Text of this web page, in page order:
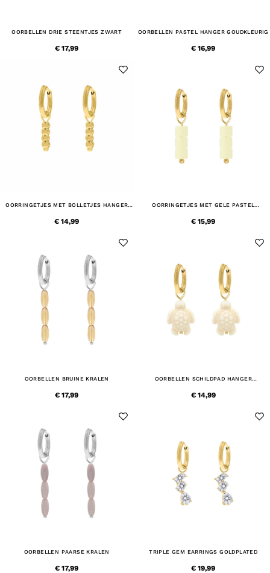
OORBELLEN DRIE STEENTJES ZWART
€ 17,99
OORBELLEN PASTEL HANGER GOUDKLEURIG
€ 16,99
OORRINGETJES MET BOLLETJES HANGER
€ 14,99
OORRINGETJES MET GELE PASTEL
€ 15,99
OORBELLEN BRUINE KRALEN
€ 17,99
OORBELLEN SCHILDPAD HANGER
€ 14,99
OORBELLEN PAARSE KRALEN
€ 17,99
TRIPLE GEM EARRINGS GOLDPLATED
€ 19,99